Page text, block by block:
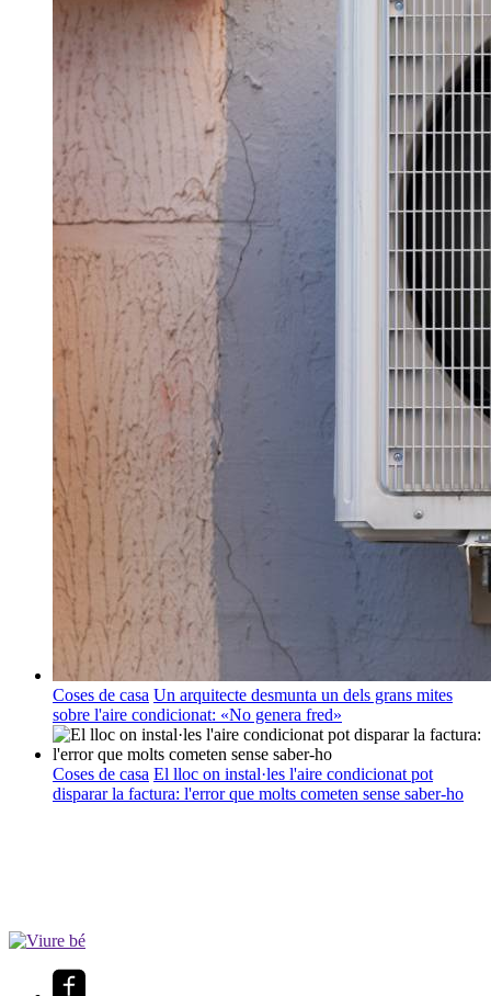
Coses de casa Un arquitecte desmunta un dels grans mites
sobre l'aire condicionat: «No genera fred»
Coses de casa El lloc on instal·les l'aire condicionat pot
disparar la factura: l'error que molts cometen sense saber-ho